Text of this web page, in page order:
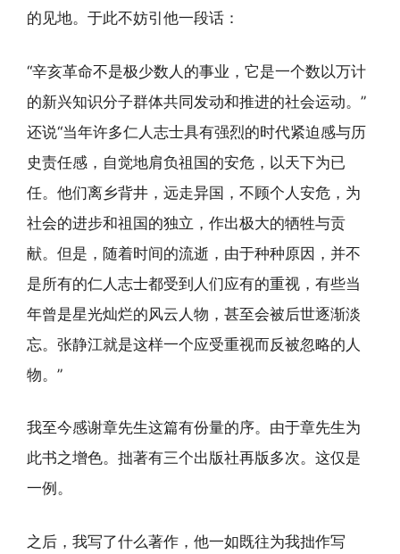
的见地。于此不妨引他一段话：
“辛亥革命不是极少数人的事业，它是一个数以万计
的新兴知识分子群体共同发动和推进的社会运动。”
还说“当年许多仁人志士具有强烈的时代紧迫感与历
史责任感，自觉地肩负祖国的安危，以天下为已
任。他们离乡背井，远走异国，不顾个人安危，为
社会的进步和祖国的独立，作出极大的牺牲与贡
献。但是，随着时间的流逝，由于种种原因，并不
是所有的仁人志士都受到人们应有的重视，有些当
年曾是星光灿烂的风云人物，甚至会被后世逐渐淡
忘。张静江就是这样一个应受重视而反被忽略的人
物。”
我至今感谢章先生这篇有份量的序。由于章先生为
此书之增色。拙著有三个出版社再版多次。这仅是
一例。
之后，我写了什么著作，他一如既往为我拙作写